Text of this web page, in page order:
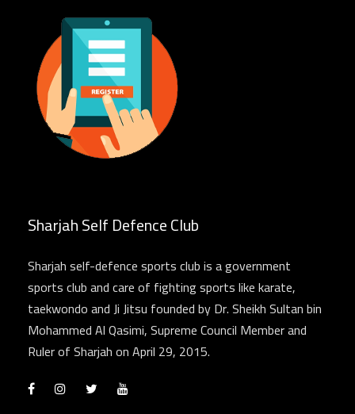
Sharjah Self Defence Club
Sharjah self-defence sports club is a government
sports club and care of fighting sports like karate,
taekwondo and Ji Jitsu founded by Dr. Sheikh Sultan bin
Mohammed Al Qasimi, Supreme Council Member and
Ruler of Sharjah on April 29, 2015.